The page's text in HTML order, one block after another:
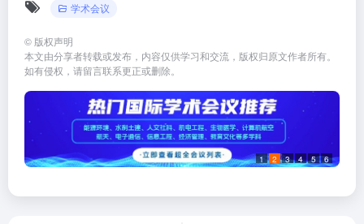
学术会议
© 版权声明
本文由分享者转载或发布，内容仅供学习和交流，版权归原文作者所有。
如有侵权，请留言联系更正或删除。
1 2 3 4 5 6